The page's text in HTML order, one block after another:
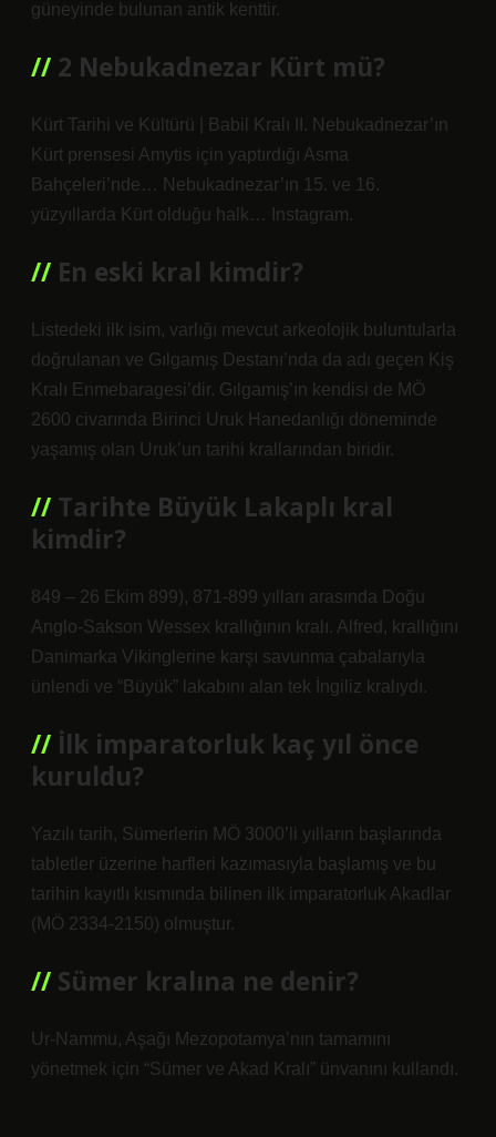
güneyinde bulunan antik kenttir.
2 Nebukadnezar Kürt mü?
Kürt Tarihi ve Kültürü | Babil Kralı II. Nebukadnezar’ın
Kürt prensesi Amytis için yaptırdığı Asma
Bahçeleri’nde… Nebukadnezar’ın 15. ve 16.
yüzyıllarda Kürt olduğu halk… Instagram.
En eski kral kimdir?
Listedeki ilk isim, varlığı mevcut arkeolojik buluntularla
doğrulanan ve Gılgamış Destanı’nda da adı geçen Kiş
Kralı Enmebaragesi’dir. Gılgamış’ın kendisi de MÖ
2600 civarında Birinci Uruk Hanedanlığı döneminde
yaşamış olan Uruk’un tarihi krallarından biridir.
Tarihte Büyük Lakaplı kral
kimdir?
849 – 26 Ekim 899), 871-899 yılları arasında Doğu
Anglo-Sakson Wessex krallığının kralı. Alfred, krallığını
Danimarka Vikinglerine karşı savunma çabalarıyla
ünlendi ve “Büyük” lakabını alan tek İngiliz kralıydı.
İlk imparatorluk kaç yıl önce
kuruldu?
Yazılı tarih, Sümerlerin MÖ 3000’li yılların başlarında
tabletler üzerine harfleri kazımasıyla başlamış ve bu
tarihin kayıtlı kısmında bilinen ilk imparatorluk Akadlar
(MÖ 2334-2150) olmuştur.
Sümer kralına ne denir?
Ur-Nammu, Aşağı Mezopotamya’nın tamamını
yönetmek için “Sümer ve Akad Kralı” ünvanını kullandı.